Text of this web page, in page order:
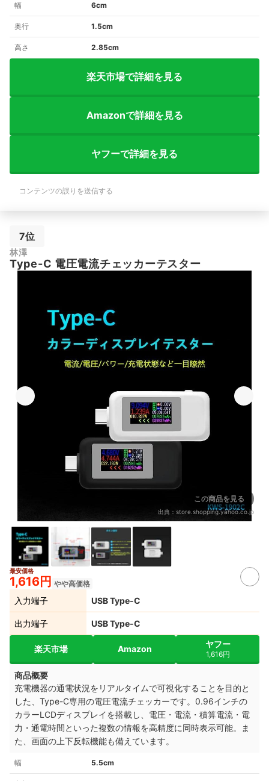
幅 6cm
奥行 1.5cm
高さ 2.85cm
楽天市場で詳細を見る
Amazonで詳細を見る
ヤフーで詳細を見る
コンテンツの誤りを送信する
7位
林澤
Type-C 電圧電流チェッカーテスター
この商品を見る
出典： store.shopping.yahoo.co.jp
最安価格
1,616円 やや高価格
入力端子 USB Type-C
出力端子 USB Type-C
楽天市場 Amazon ヤフー
1,616円
商品概要
充電機器の通電状況をリアルタイムで可視化することを目的と
した、Type-C専用の電圧電流チェッカーです。0.96インチの
カラーLCDディスプレイを搭載し、電圧・電流・積算電流・電
力・通電時間といった複数の情報を高精度に同時表示可能。ま
た、画面の上下反転機能も備えています。
幅 5.5cm